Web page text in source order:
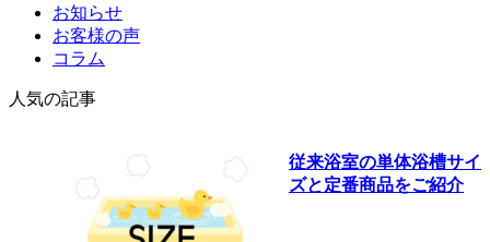
お知らせ
お客様の声
コラム
人気の記事
従来浴室の単体浴槽サイ
ズと定番商品をご紹介